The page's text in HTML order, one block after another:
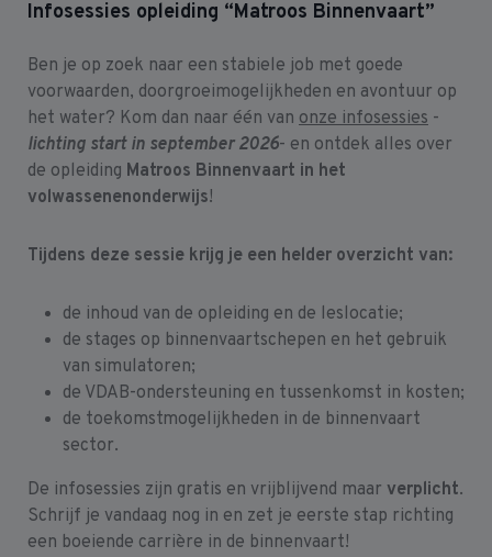
Infosessies opleiding “Matroos Binnenvaart”
Ben je op zoek naar een stabiele job met goede
voorwaarden, doorgroeimogelijkheden en avontuur op
het water? Kom dan naar één van onze infosessies -
lichting start in september 2026- en ontdek alles over
de opleiding Matroos Binnenvaart in het
volwassenenonderwijs!
Tijdens deze sessie krijg je een helder overzicht van:
de inhoud van de opleiding en de leslocatie;
de stages op binnenvaartschepen en het gebruik
van simulatoren;
de VDAB-ondersteuning en tussenkomst in kosten;
de toekomstmogelijkheden in de binnenvaart
sector.
De infosessies zijn gratis en vrijblijvend maar verplicht.
Schrijf je vandaag nog in en zet je eerste stap richting
een boeiende carrière in de binnenvaart!